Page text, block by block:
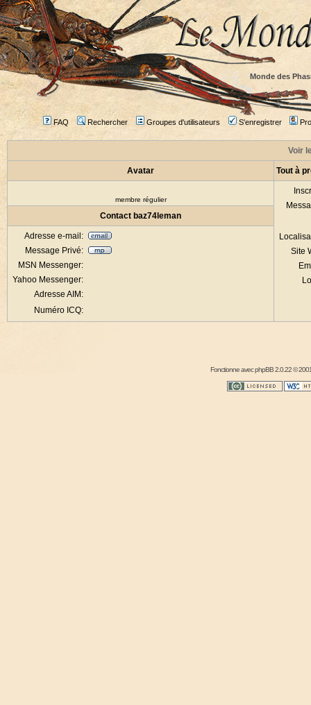
Monde des
FAQ Rechercher Groupes d'utilisateurs S'enregistrer
Voir
Avatar Tout à
membre régulier
Site
Contact baz74leman
Adresse e-mail:
Message Privé:
MSN Messenger:
Yahoo Messenger:
Adresse AIM:
Numéro ICQ:
Fonctionne avecphpBB2.0.22 ©